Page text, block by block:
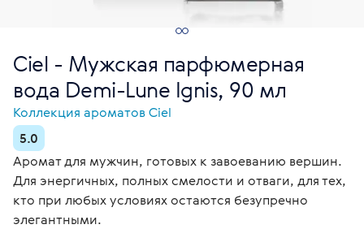
Ciel - Мужская парфюмерная
вода Demi-Lune Ignis, 90 мл
Коллекция ароматов Ciel
5.0
Аромат для мужчин, готовых к завоеванию вершин.
Для энергичных, полных смелости и отваги, для тех,
кто при любых условиях остаются безупречно
элегантными.